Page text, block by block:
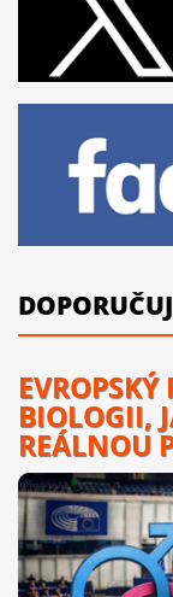
BIOLOGII,
REÁLNOU